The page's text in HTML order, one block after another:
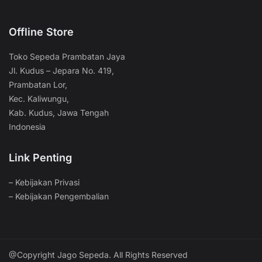
Offline Store
Toko Sepeda Prambatan Jaya
Jl. Kudus – Jepara No. 419,
Prambatan Lor,
Kec. Kaliwungu,
Kab. Kudus, Jawa Tengah
Indonesia
Link Penting
– Kebijakan Privasi
– Kebijakan Pengembalian
@Copyright Jago Sepeda. All Rights Reserved